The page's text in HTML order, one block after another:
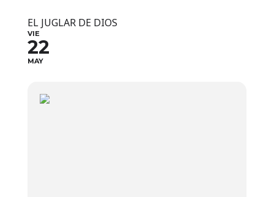
EL JUGLAR DE DIOS
VIE
22
MAY